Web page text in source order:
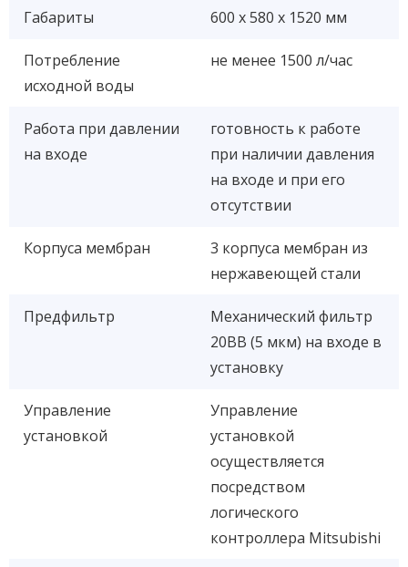
Габариты 600 x 580 x 1520 мм
Потребление
исходной воды
не менее 1500 л/час
Работа при давлении
на входе
готовность к работе
при наличии давления
на входе и при его
отсутствии
Корпуса мембран
3 корпуса мембран из
нержавеющей стали
Предфильтр
Механический фильтр
20BB (5 мкм) на входе в
установку
Управление
установкой
Управление
установкой
осуществляется
посредством
логического
контроллера Mitsubishi